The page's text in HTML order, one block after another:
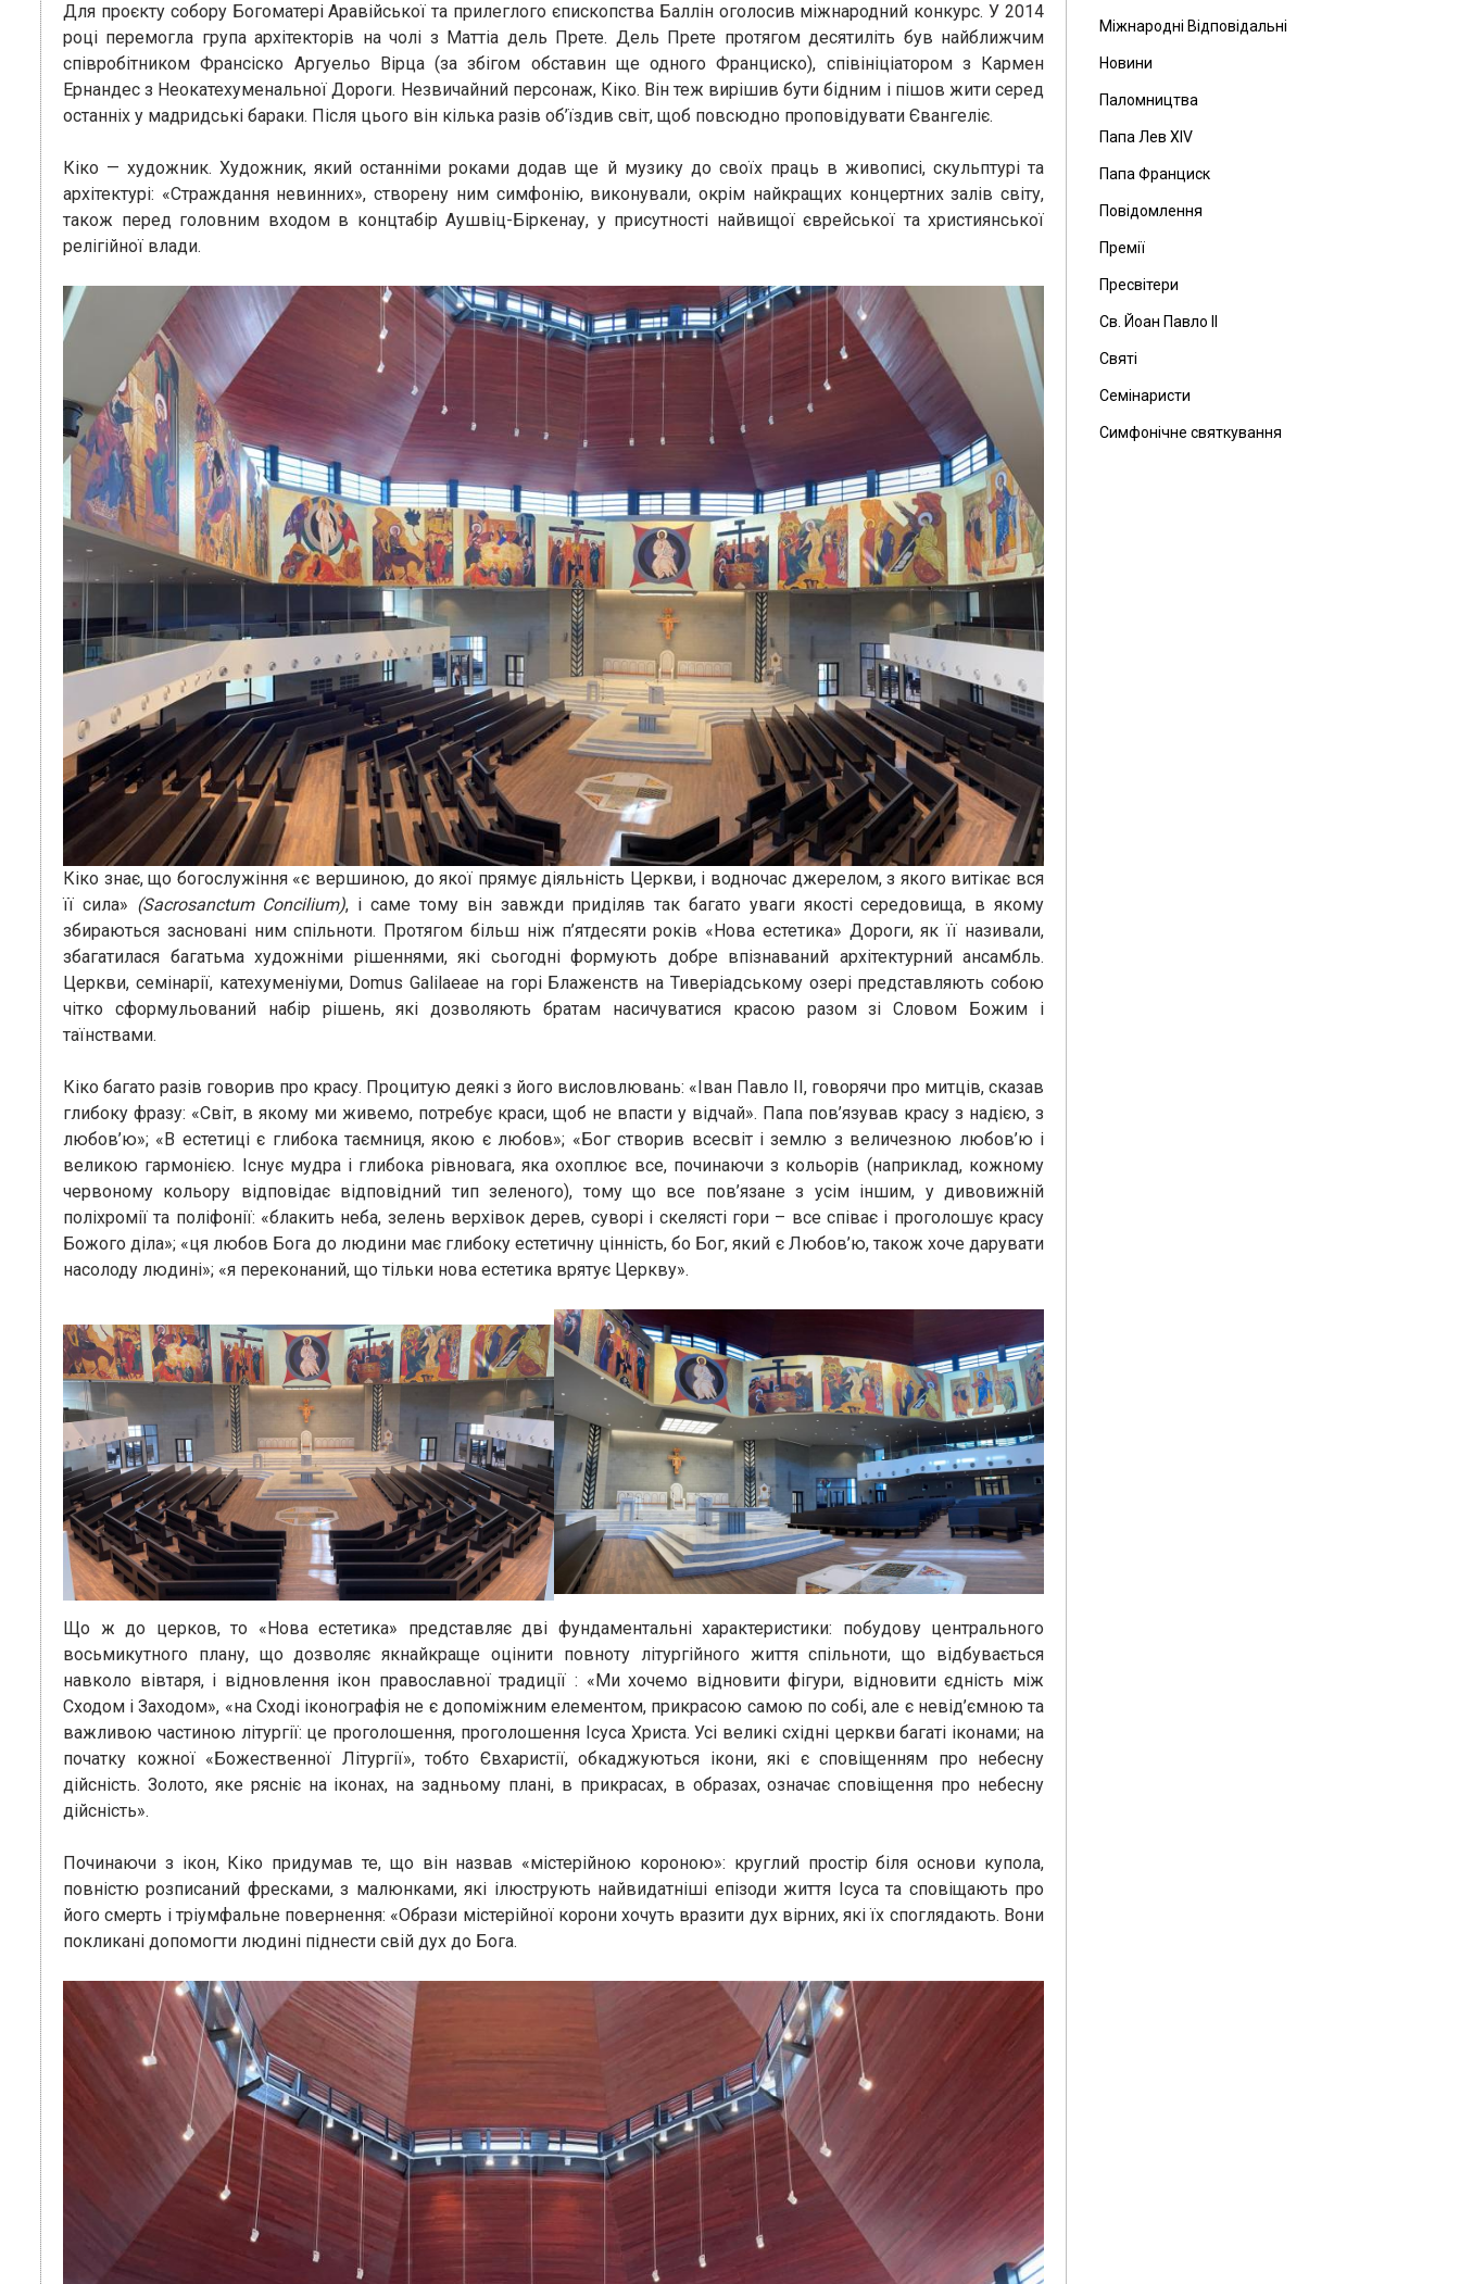
Для проєкту собору Богоматері Аравійської та прилеглого єпископства Баллін оголосив міжнародний конкурс. У 2014
році перемогла група архітекторів на чолі з Маттіа дель Прете. Дель Прете протягом десятиліть був найближчим
співробітником Франсіско Аргуельо Вірца (за збігом обставин ще одного Франциско), співініціатором з Кармен
Ернандес з Неокатехуменальної Дороги. Незвичайний персонаж, Кіко. Він теж вирішив бути бідним і пішов жити серед
останніх у мадридські бараки. Після цього він кілька разів об’їздив світ, щоб повсюдно проповідувати Євангеліє.
Кіко — художник. Художник, який останніми роками додав ще й музику до своїх праць в живописі, скульптурі та
архітектурі: «Страждання невинних», створену ним симфонію, виконували, окрім найкращих концертних залів світу,
також перед головним входом в концтабір Аушвіц-Біркенау, у присутності найвищої єврейської та християнської
релігійної влади.
Кіко знає, що богослужіння «є вершиною, до якої прямує діяльність Церкви, і водночас джерелом, з якого витікає вся
її сила» (Sacrosanctum Concilium), і саме тому він завжди приділяв так багато уваги якості середовища, в якому
збираються засновані ним спільноти. Протягом більш ніж п’ятдесяти років «Нова естетика» Дороги, як її називали,
збагатилася багатьма художніми рішеннями, які сьогодні формують добре впізнаваний архітектурний ансамбль.
Церкви, семінарії, катехуменіуми, Domus Galilaeae на горі Блаженств на Тиверіадському озері представляють собою
чітко сформульований набір рішень, які дозволяють братам насичуватися красою разом зі Словом Божим і
таїнствами.
Кіко багато разів говорив про красу. Процитую деякі з його висловлювань: «Іван Павло ІІ, говорячи про митців, сказав
глибоку фразу: «Світ, в якому ми живемо, потребує краси, щоб не впасти у відчай». Папа пов’язував красу з надією, з
любов’ю»; «В естетиці є глибока таємниця, якою є любов»; «Бог створив всесвіт і землю з величезною любов’ю і
великою гармонією. Існує мудра і глибока рівновага, яка охоплює все, починаючи з кольорів (наприклад, кожному
червоному кольору відповідає відповідний тип зеленого), тому що все пов’язане з усім іншим, у дивовижній
поліхромії та поліфонії: «блакить неба, зелень верхівок дерев, суворі і скелясті гори – все співає і проголошує красу
Божого діла»; «ця любов Бога до людини має глибоку естетичну цінність, бо Бог, який є Любов’ю, також хоче дарувати
насолоду людині»; «я переконаний, що тільки нова естетика врятує Церкву».
Що ж до церков, то «Нова естетика» представляє дві фундаментальні характеристики: побудову центрального
восьмикутного плану, що дозволяє якнайкраще оцінити повноту літургійного життя спільноти, що відбувається
навколо вівтаря, і відновлення ікон православної традиції : «Ми хочемо відновити фігури, відновити єдність між
Сходом і Заходом», «на Сході іконографія не є допоміжним елементом, прикрасою самою по собі, але є невід’ємною та
важливою частиною літургії: це проголошення, проголошення Ісуса Христа. Усі великі східні церкви багаті іконами; на
початку кожної «Божественної Літургії», тобто Євхаристії, обкаджуються ікони, які є сповіщенням про небесну
дійсність. Золото, яке рясніє на іконах, на задньому плані, в прикрасах, в образах, означає сповіщення про небесну
дійсність».
Починаючи з ікон, Кіко придумав те, що він назвав «містерійною короною»: круглий простір біля основи купола,
повністю розписаний фресками, з малюнками, які ілюструють найвидатніші епізоди життя Ісуса та сповіщають про
його смерть і тріумфальне повернення: «Образи містерійної корони хочуть вразити дух вірних, які їх споглядають. Вони
покликані допомогти людині піднести свій дух до Бога.
Міжнародні Відповідальні
Новини
Паломництва
Папа Лев ХІV
Папа Франциск
Повідомлення
Премії
Пресвітери
Св. Йоан Павло ІІ
Святі
Семінаристи
Симфонічне святкування